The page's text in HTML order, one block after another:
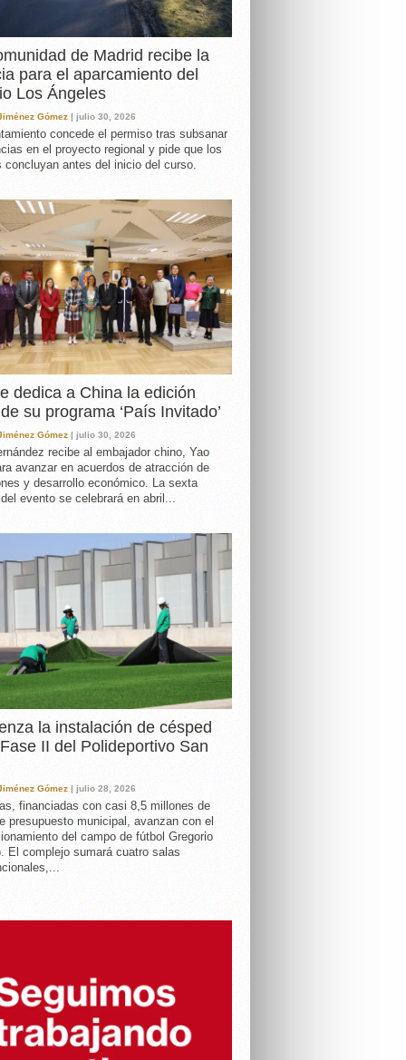
de Madrid recibe la
para el aparcamiento del
Los Ángeles
Gómez | julio 30, 2026
concede el permiso tras subsanar
en el proyecto regional y pide que los
concluyan antes del inicio del curso.
dedica a China la edición
su programa ‘País Invitado’
Gómez | julio 30, 2026
recibe al embajador chino, Yao
avanzar en acuerdos de atracción de
y desarrollo económico. La sexta
evento se celebrará en abril...
la instalación de césped
II del Polideportivo San
Gómez | julio 28, 2026
financiadas con casi 8,5 millones de
presupuesto municipal, avanzan con el
del campo de fútbol Gregorio
El complejo sumará cuatro salas